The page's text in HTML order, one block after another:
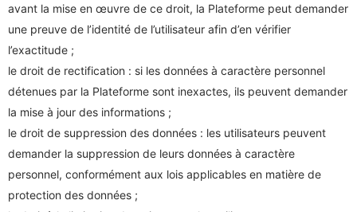
avant la mise en œuvre de ce droit, la Plateforme peut demander
une preuve de l’identité de l’utilisateur afin d’en vérifier
l’exactitude ;
le droit de rectification : si les données à caractère personnel
détenues par la Plateforme sont inexactes, ils peuvent demander
la mise à jour des informations ;
le droit de suppression des données : les utilisateurs peuvent
demander la suppression de leurs données à caractère
personnel, conformément aux lois applicables en matière de
protection des données ;